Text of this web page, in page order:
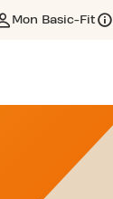
Mon Basic-Fit